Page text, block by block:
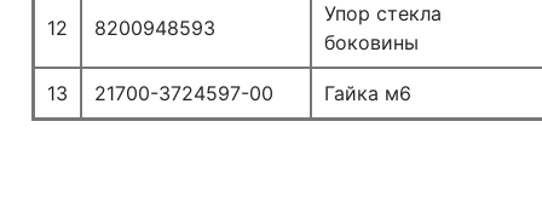
12 8200948593
Упор стекла
боковины
13 21700-3724597-00 Гайка м6